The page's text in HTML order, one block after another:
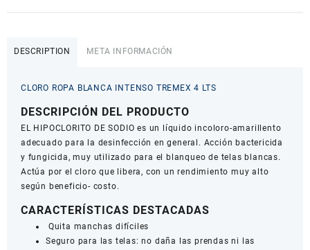
DESCRIPTION META INFORMACIÓN
CLORO ROPA BLANCA INTENSO TREMEX 4 LTS
DESCRIPCIÓN DEL PRODUCTO
EL HIPOCLORITO DE SODIO es un líquido incoloro-amarillento
adecuado para la desinfección en general. Acción bactericida
y fungicida, muy utilizado para el blanqueo de telas blancas.
Actúa por el cloro que libera, con un rendimiento muy alto
según beneficio- costo.
CARACTERÍSTICAS DESTACADAS
Quita manchas difíciles
Seguro para las telas: no daña las prendas ni las